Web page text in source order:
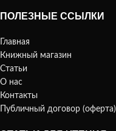
ПОЛЕЗНЫЕ ССЫЛКИ
Главная
Книжный магазин
Статьи
О нас
Контакты
Публичный договор (оферта)